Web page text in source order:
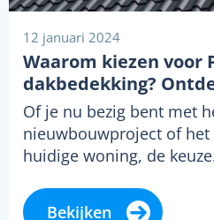
12 januari 2024
Waarom kiezen voor
dakbedekking?
Of je nu bezig bent met
nieuwbouwproject of het
huidige woning, de
Bekijken